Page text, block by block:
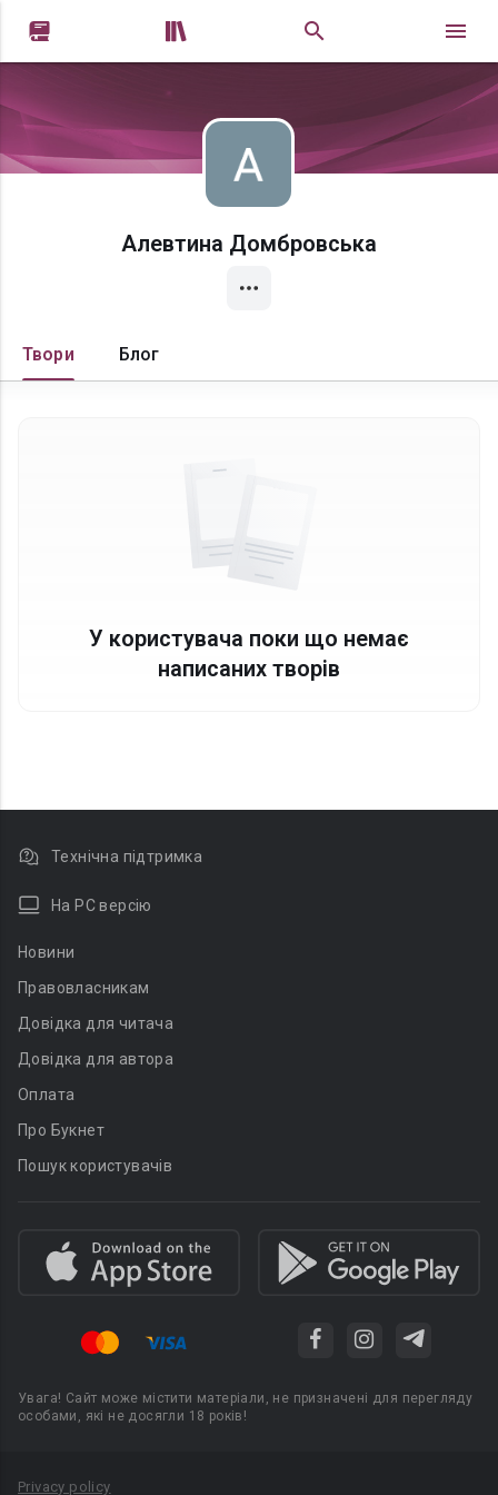
 
Алевтина Домбровська
Твори Блог
У користувача поки що немає
написаних творів
Технічна підтримка
На PC версію
Новини
Правовласникам
Довідка для читача
Довідка для автора
Оплата
Про Букнет
Пошук користувачів
Увага! Сайт може містити матеріали, не призначені для перегляду
особами, які не досягли 18 років!
Privacy policy